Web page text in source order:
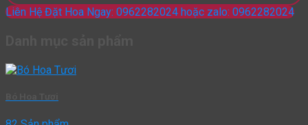
Liên Hệ Đặt Hoa Ngay: 0962282024 hoặc zalo: 0962282024